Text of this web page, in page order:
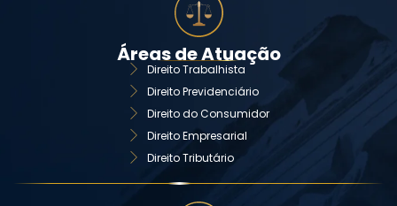
Áreas de Atuação
Direito Trabalhista
Direito Previdenciário
Direito do Consumidor
Direito Empresarial
Direito Tributário